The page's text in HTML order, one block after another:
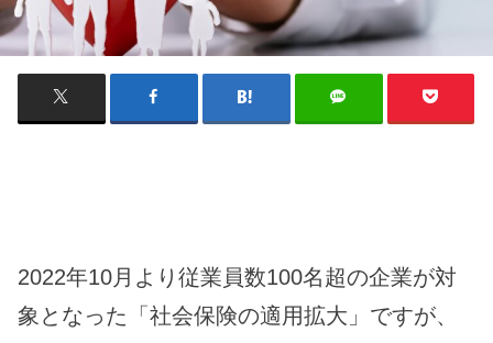
2022年10月より従業員数100名超の企業が対
象となった「社会保険の適用拡大」ですが、